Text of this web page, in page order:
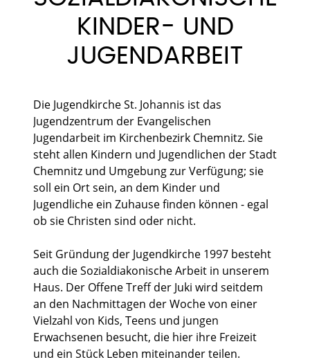
KINDER- UND
JUGENDARBEIT
Die Jugendkirche St. Johannis ist das
Jugendzentrum der Evangelischen
Jugendarbeit im Kirchenbezirk Chemnitz. Sie
steht allen Kindern und Jugendlichen der Stadt
Chemnitz und Umgebung zur Verfügung; sie
soll ein Ort sein, an dem Kinder und
Jugendliche ein Zuhause finden können - egal
ob sie Christen sind oder nicht.
Seit Gründung der Jugendkirche 1997 besteht
auch die Sozialdiakonische Arbeit in unserem
Haus. Der Offene Treff der Juki wird seitdem
an den Nachmittagen der Woche von einer
Vielzahl von Kids, Teens und jungen
Erwachsenen besucht, die hier ihre Freizeit
und ein Stück Leben miteinander teilen.